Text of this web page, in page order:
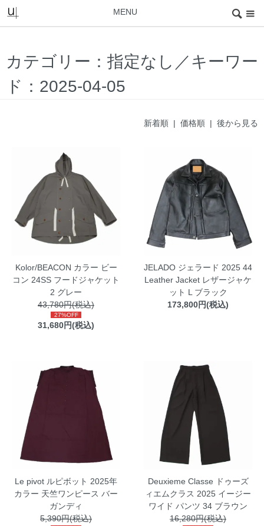
MENU
カテゴリー：指定なし／キーワー
ド：2025-04-05
新着順 | 価格順 | 後から見る
Kolor/BEACON カラー ビー
コン 24SS フードジャケット
2 グレー
43,780円(税込)
27%OFF
31,680円(税込)
JELADO ジェラード 2025 44
Leather Jacket レザージャケ
ット L ブラック
173,800円(税込)
Le pivot ルピボット 2025年
カラー 天竺ワンピース バー
ガンディ
5,390円(税込)
Deuxieme Classe ドゥーズ
ィエムクラス 2025 イージー
ワイド パンツ 34 ブラウン
16,280円(税込)